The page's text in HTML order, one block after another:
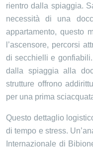
rientro dalla spiaggia.
necessità di una
appartamento, questo
l’ascensore, percorsi
di secchielli e
dalla spiaggia alla
strutture offrono
per una prima
Questo dettaglio
di tempo e stress.
Internazionale di